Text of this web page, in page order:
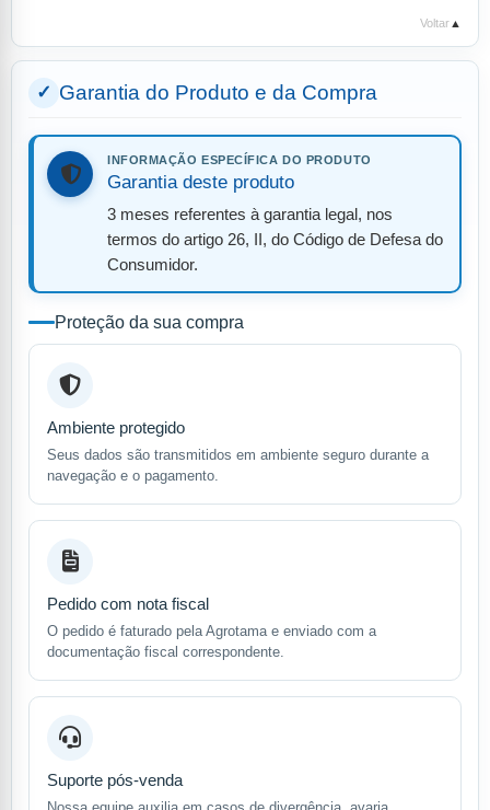
Voltar ▲
Garantia do Produto e da Compra
INFORMAÇÃO ESPECÍFICA DO PRODUTO
Garantia deste produto
3 meses referentes à garantia legal, nos
termos do artigo 26, II, do Código de Defesa do
Consumidor.
Proteção da sua compra
Ambiente protegido
Seus dados são transmitidos em ambiente seguro durante a
navegação e o pagamento.
Pedido com nota fiscal
O pedido é faturado pela Agrotama e enviado com a
documentação fiscal correspondente.
Suporte pós-venda